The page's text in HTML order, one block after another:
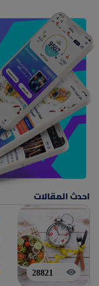
احدث المقالات
28821